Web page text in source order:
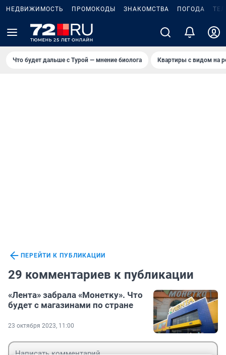
НЕДВИЖИМОСТЬ ПРОМОКОДЫ ЗНАКОМСТВА ПОГОДА
Что будет дальше с Турой — мнение биолога Квартиры с видом на
ПЕРЕЙТИ К ПУБЛИКАЦИИ
29 комментариев к публикации
«Лента» забрала «Монетку». Что
будет с магазинами по стране
23 октября 2023, 11:00